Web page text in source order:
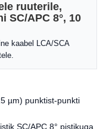
ruuterile,
SC/APC 8°, 10
kaabel LCA/SCA
µm) punktist-punkti
SC/APC 8° pistikuga